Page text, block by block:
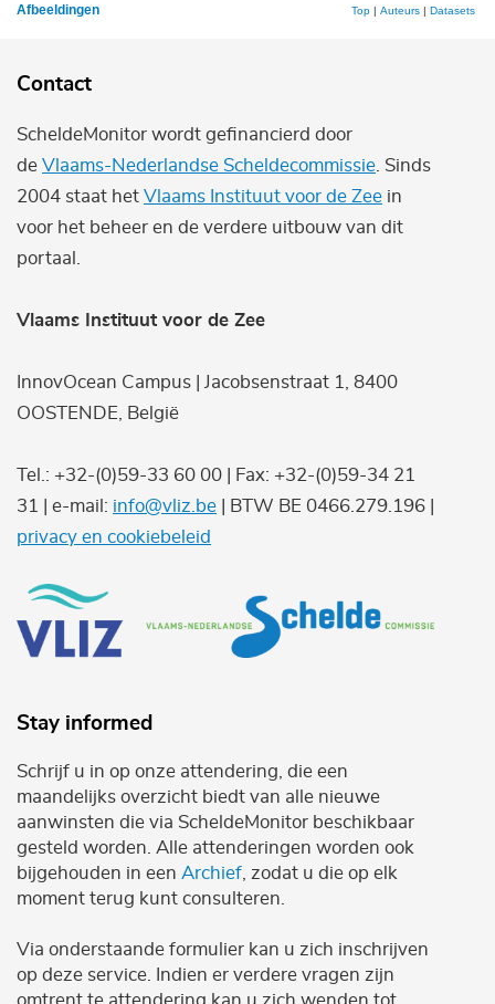
Afbeeldingen Top | Auteurs | Datasets
Contact
ScheldeMonitor wordt gefinancierd door
de Vlaams-Nederlandse Scheldecommissie . Sinds
2004 staat het Vlaams Instituut voor de Zee in
voor het beheer en de verdere uitbouw van dit
portaal.
Vlaams Instituut voor de Zee
InnovOcean Campus | Jacobsenstraat 1, 8400
OOSTENDE, België
Tel.: +32-(0)59-33 60 00 | Fax: +32-(0)59-34 21
31 | e-mail: info@vliz.be | BTW BE 0466.279.196 |
privacy en cookiebeleid
Stay informed
Schrijf u in op onze attendering, die een
maandelijks overzicht biedt van alle nieuwe
aanwinsten die via ScheldeMonitor beschikbaar
gesteld worden. Alle attenderingen worden ook
bijgehouden in een Archief , zodat u die op elk
moment terug kunt consulteren.
Via onderstaande formulier kan u zich inschrijven
op deze service. Indien er verdere vragen zijn